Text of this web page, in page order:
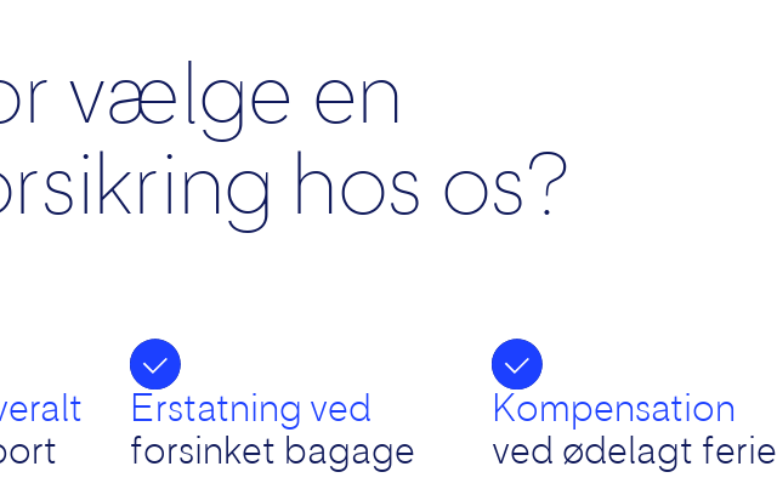
vælge en
hos os?
Erstatning ved
forsinket bagage
Kompensation
ved ødelagt ferie